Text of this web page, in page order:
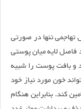
جراحی حداقل تهاجمی تنها در صورتی
لایه میان پوستی
و بافت پوست را شبیه
خون مورد نیاز خود
کند. بنابراین هنگام